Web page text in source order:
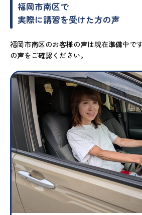
福岡市南区で
実際に講習を受けた方の声
福岡市南区のお客様の声は現在準備中で
の声をご確認ください。